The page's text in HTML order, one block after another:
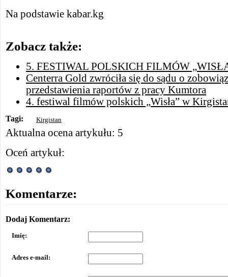
Na podstawie kabar.kg
Zobacz także:
5. FESTIWAL POLSKICH FILMÓW
Centerra Gold zwróciła się do sądu o
przedstawienia raportów z pracy Kumtora
4. festiwal filmów polskich „Wisła” w
Tagi: Kirgistan
Aktualna ocena artykułu: 5
Oceń artykuł:
Komentarze:
Dodaj Komentarz:
Imię:
Adres e-mail: